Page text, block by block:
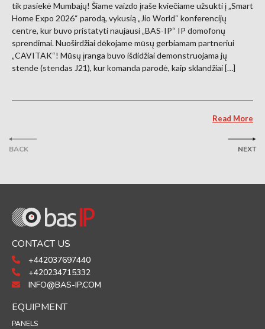
BACK
tik pasiekė Mumbajų! Šiame vaizdo įraše kviečiame užsukti į „Smart
Home Expo 2026“ parodą, vykusią „Jio World“ konferencijų
centre, kur buvo pristatyti naujausi „BAS-IP“ IP domofonų
sprendimai. Nuoširdžiai dėkojame mūsų gerbiamam partneriui
„CAVITAK“! Mūsų įranga buvo išdidžiai demonstruojama jų
stende (stendas J21), kur komanda parodė, kaip sklandžiai […]
Read More
NEXT
CONTACT US
+442037697440
+420234715332
INFO@BAS-IP.COM
EQUIPMENT
PANELS